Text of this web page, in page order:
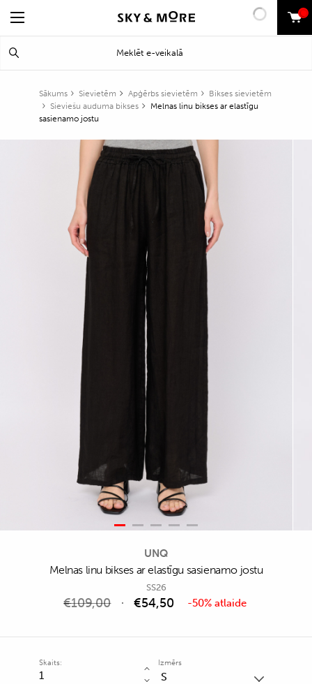
0
Sākums Sievietēm Apģērbs sievietēm
Bikses sievietēm
Sieviešu auduma bikses
Melnas linu bikses ar elastīgu
sasienamo jostu
UNQ
Melnas linu bikses ar elastīgu sasienamo jostu
SS26
€109,00 €54,50 -50% atlaide
Skaits:
Melnas
Izmērs